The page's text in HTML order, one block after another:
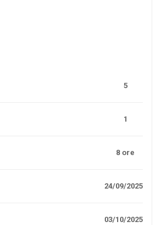
5
1
8 ore
24/09/2025
03/10/2025